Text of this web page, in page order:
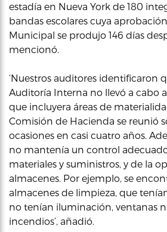
estadía en Nueva York de 180
bandas escolares cuya
Municipal se produjo 146 días
mencionó.
‘Nuestros auditores identificaron
Auditoría Interna no llevó a cabo
que incluyera áreas de
Comisión de Hacienda se reunió
ocasiones en casi cuatro años.
no mantenía un control
materiales y suministros, y de la
almacenes. Por ejemplo, se
almacenes de limpieza, que
no tenían iluminación, ventanas
incendios’, añadió.